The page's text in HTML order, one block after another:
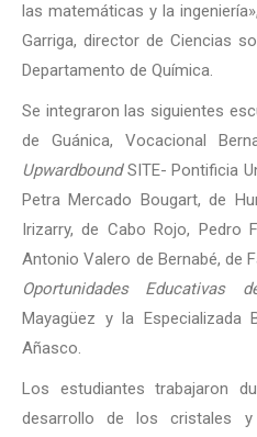
las matemáticas y la
Garriga, director de Ciencias
Departamento de Química.
Se integraron las siguientes
de Guánica, Vocacional
UpwardboundSITE- Pontificia
Petra Mercado Bougart, de
Irizarry, de Cabo Rojo, Pedro
Antonio Valero de Bernabé, de
Oportunidades Educativas
Mayagüez y la Especializada
Añasco.
Los estudiantes trabajaron
desarrollo de los cristales